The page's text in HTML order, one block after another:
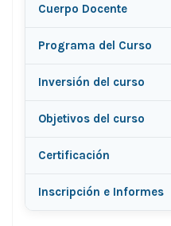
Cuerpo Docente
Programa del Curso
Inversión del curso
Objetivos del curso
Certificación
Inscripción e Informes